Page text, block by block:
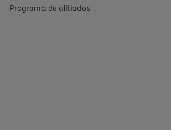
Programa de afiliados